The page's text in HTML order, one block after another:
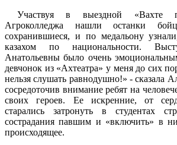
Участвуя в выездной «Вахте
Агроколледжа нашли останки
сохранившиеся, и по медальону
казахом по национальности.
Анатольевны было очень
девчонок из «Ахтеатра» у меня до сих
нельзя слушать равнодушно!» - сказала
сосредоточив внимание ребят на
своих героев. Ее искренние, от
старались затронуть в студентах
сострадания павшим и «включить» в
происходящее.